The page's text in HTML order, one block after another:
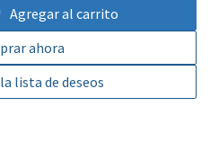
Agregar al carrito
ahora
lista de deseos